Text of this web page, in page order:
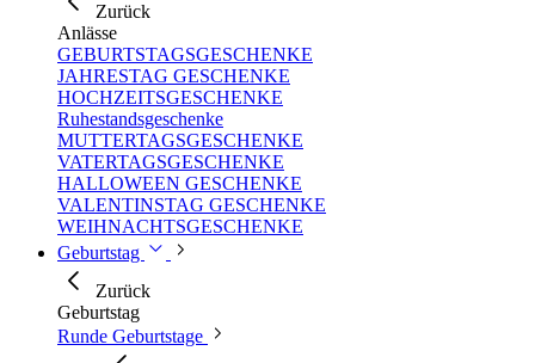
Zurück
Anlässe
GEBURTSTAGSGESCHENKE
JAHRESTAG GESCHENKE
HOCHZEITSGESCHENKE
Ruhestandsgeschenke
MUTTERTAGSGESCHENKE
VATERTAGSGESCHENKE
HALLOWEEN GESCHENKE
VALENTINSTAG GESCHENKE
WEIHNACHTSGESCHENKE
Geburtstag
Zurück
Geburtstag
Runde Geburtstage